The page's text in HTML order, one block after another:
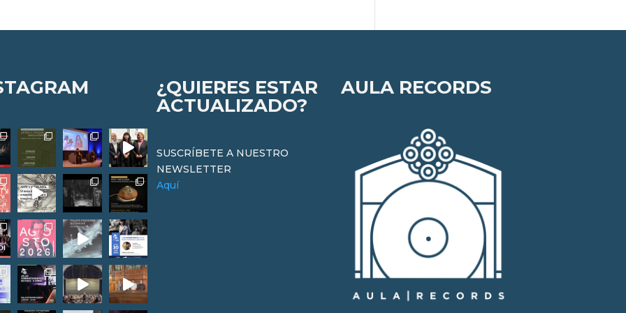
¿QUIERES ESTAR
ACTUALIZADO?
SUSCRÍBETE A NUESTRO
NEWSLETTER
Aquí
AULA RECORDS